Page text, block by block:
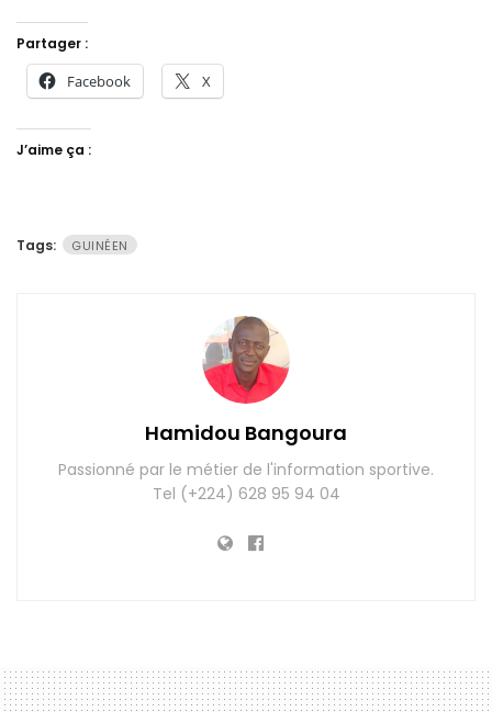
Partager :
Facebook X
J’aime ça :
Tags: GUINÉEN
Hamidou Bangoura
Passionné par le métier de l'information sportive.
Tel (+224) 628 95 94 04